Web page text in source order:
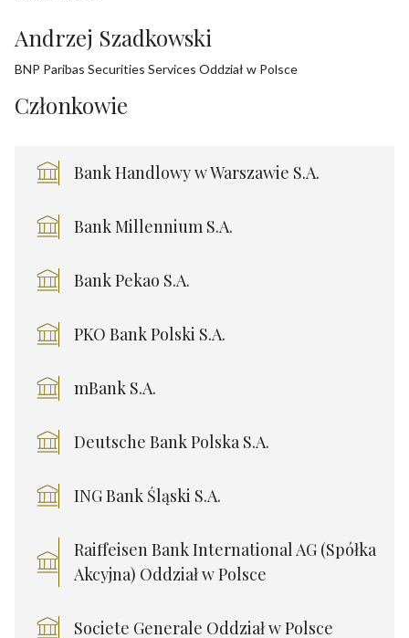
Andrzej Szadkowski
BNP Paribas Securities Services Oddział w Polsce
Członkowie
Bank Handlowy w Warszawie S.A.
Bank Millennium S.A.
Bank Pekao S.A.
PKO Bank Polski S.A.
mBank S.A.
Deutsche Bank Polska S.A.
ING Bank Śląski S.A.
Raiffeisen Bank International AG (Spółka
Akcyjna) Oddział w Polsce
Societe Generale Oddział w Polsce